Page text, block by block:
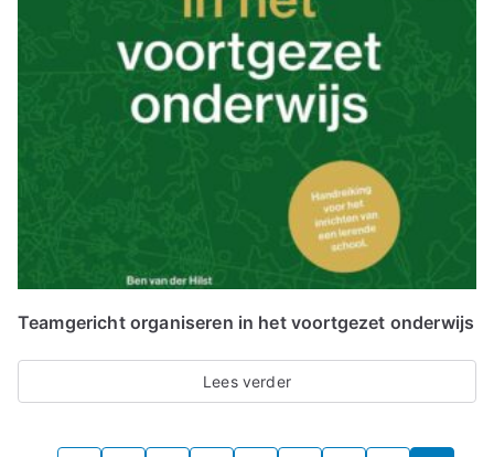
Teamgericht organiseren in het voortgezet onderwijs
Lees verder